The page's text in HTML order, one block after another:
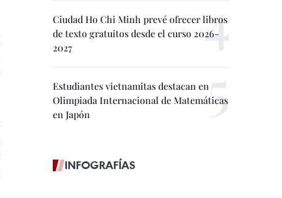
Ciudad Ho Chi Minh prevé ofrecer libros
de texto gratuitos desde el curso 2026-
2027
Estudiantes vietnamitas destacan en
Olimpiada Internacional de Matemáticas
en Japón
INFOGRAFÍAS